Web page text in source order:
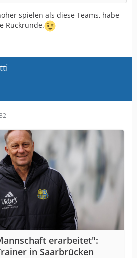
spielen als diese Teams, habe
Rückrunde.
erarbeitet":
in Saarbrücken